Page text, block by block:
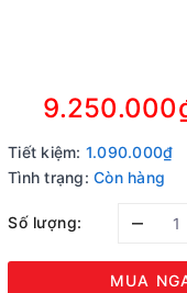
Tiết kiệm: 1.090.000₫
Tình trạng: Còn hàng
Số lượng: –
MUA